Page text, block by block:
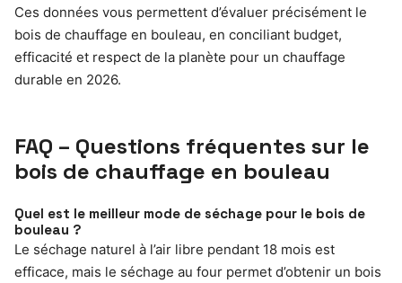
Ces données vous permettent d’évaluer précisément le
bois de chauffage en bouleau, en conciliant budget,
efficacité et respect de la planète pour un chauffage
durable en 2026.
FAQ – Questions fréquentes sur le
bois de chauffage en bouleau
Quel est le meilleur mode de séchage pour le bois de
bouleau ?
Le séchage naturel à l’air libre pendant 18 mois est
efficace, mais le séchage au four permet d’obtenir un bois